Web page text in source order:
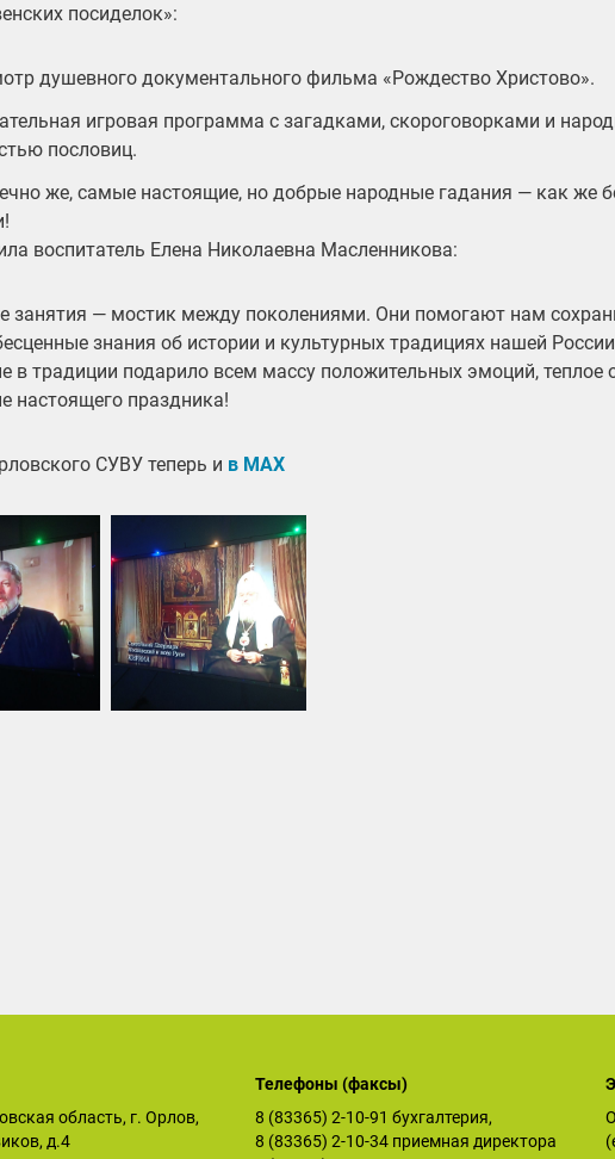
посиделок»:
душевного документального фильма «Рождество Христово».
игровая программа с загадками, скороговорками и
пословиц.
же, самые настоящие, но добрые народные гадания — как же
воспитатель Елена Николаевна Масленникова:
занятия — мостик между поколениями. Они помогают нам
знания об истории и культурных традициях нашей
в традиции подарило всем массу положительных эмоций, теплое
настоящего праздника!
СУВУ теперь и в МАХ
область, г. Орлов,
д.4
Телефоны (факсы)
8 (83365) 2-10-91 бухгалтерия,
8 (83365) 2-10-34 приемная директора